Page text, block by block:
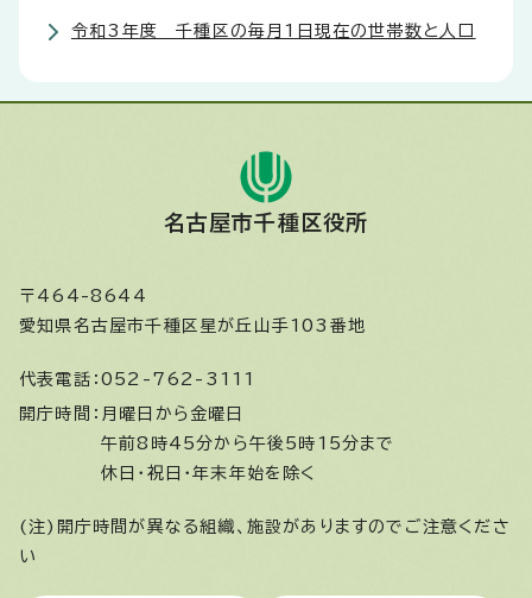
令和3年度 千種区の毎月1日現在の世帯数と人口
名古屋市千種区役所
〒464-8644
愛知県名古屋市千種区星が丘山手103番地
代表電話： 052-762-3111
開庁時間： 月曜日から金曜日
午前8時45分から午後5時15分まで
休日・祝日・年末年始を除く
(注)開庁時間が異なる組織、施設がありますのでご注意くださ
い